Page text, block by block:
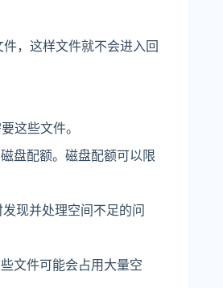
，这样文件就不会进入回
这些文件。
盘配额。磁盘配额可以限
现并处理空间不足的问
文件可能会占用大量空